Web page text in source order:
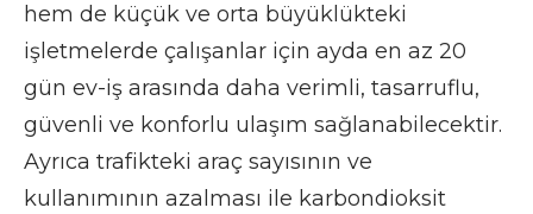
hem de küçük ve orta büyüklükteki
işletmelerde çalışanlar için ayda en az 20
gün ev-iş arasında daha verimli, tasarruflu,
güvenli ve konforlu ulaşım sağlanabilecektir.
Ayrıca trafikteki araç sayısının ve
kullanımının azalması ile karbondioksit